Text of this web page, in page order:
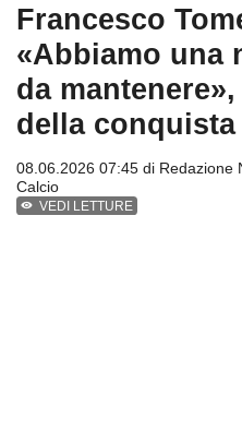
Francesco
«Abbiamo una
da
della
08.06.2026 07:45 di Redazione
Calcio
VEDI LETTURE